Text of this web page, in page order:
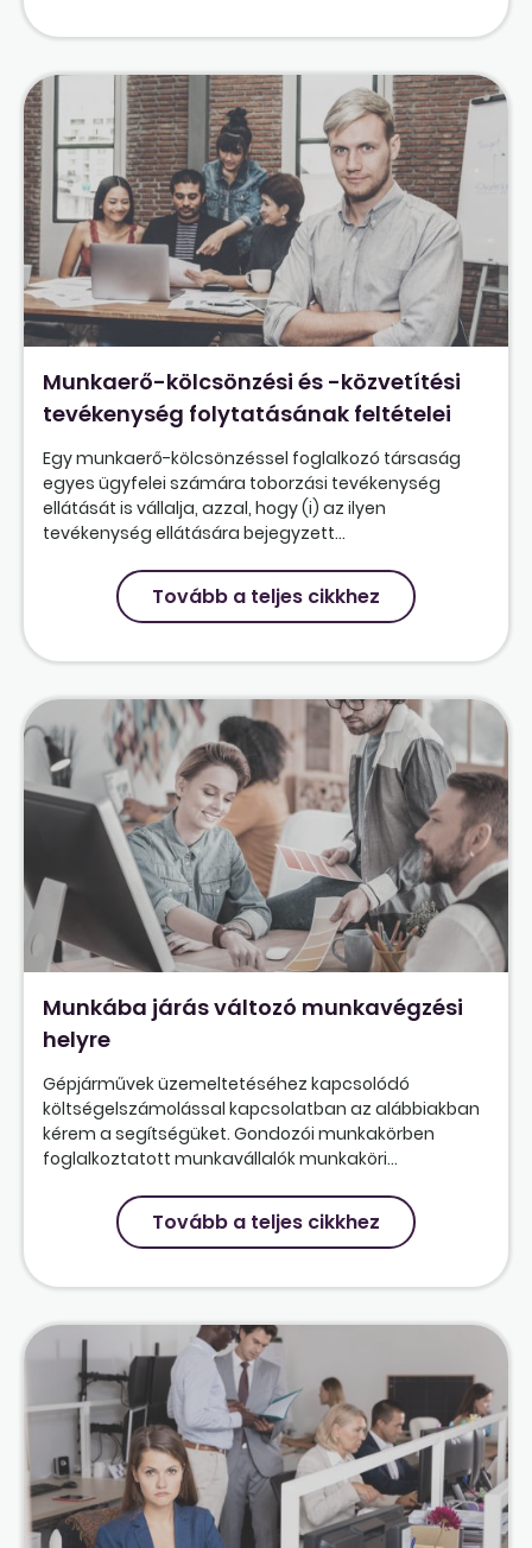
Munkaerő-kölcsönzési és -közvetítési
tevékenység folytatásának feltételei
Egy munkaerő-kölcsönzéssel foglalkozó társaság
egyes ügyfelei számára toborzási tevékenység
ellátását is vállalja, azzal, hogy (i) az ilyen
tevékenység ellátására bejegyzett...
Tovább a teljes cikkhez
Munkába járás változó munkavégzési
helyre
Gépjárművek üzemeltetéséhez kapcsolódó
költségelszámolással kapcsolatban az alábbiakban
kérem a segítségüket. Gondozói munkakörben
foglalkoztatott munkavállalók munkaköri...
Tovább a teljes cikkhez